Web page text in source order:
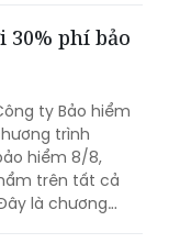
(SECC).
ty Bảo hiểm
trình
hiểm 8/8,
trên tất cả
là chương
phí tốt nhất
điểm.
bảo đảm: